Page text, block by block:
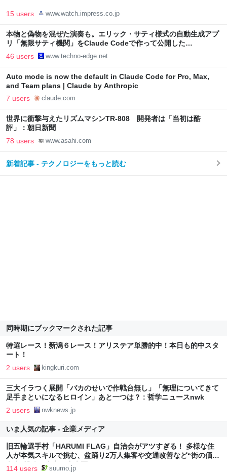
15 users www.watch.impress.co.jp
本物と偽物を混ぜた演奏も。エリック・サティ様式の自動生成アプ
リ「無限サティ機関」をClaude Codeで作って公開した
（CloseBox） | テクノエッジ TechnoEdge
46 users www.techno-edge.net
Auto mode is now the default in Claude Code for Pro, Max,
and Team plans | Claude by Anthropic
7 users claude.com
世界に衝撃与えたリズムマシンTR-808 開発者は「当初は酷
評」：朝日新聞
78 users www.asahi.com
新着記事 - テクノロジーをもっと読む
同時期にブックマークされた記事
特選レース！新潟６レース！アリステア単勝的中！本日も的中スタ
ート！
2 users kingkuri.com
三大イラつく展開「バカのせいで作戦台無し」「無理についてきて
足手まといになるヒロイン」あと一つは？ : 哲学ニュースnwk
2 users nwknews.jp
いま人気の記事 - 企業メディア
旧五輪選手村「HARUMI FLAG」自治会がアツすぎる！ 多様な住
人が本気スキルで挑む、盆踊り2万人集客や交通改善など“街の価値
向上”戦略 東京・中央区
114 users suumo.jp